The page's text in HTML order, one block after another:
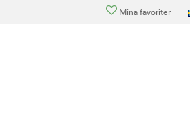
Mina favoriter